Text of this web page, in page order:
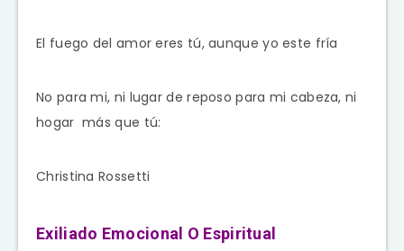
El fuego del amor eres tú, aunque yo este fría
No para mi, ni lugar de reposo para mi cabeza, ni
hogar más que tú:
Christina Rossetti
Exiliado Emocional O Espiritual